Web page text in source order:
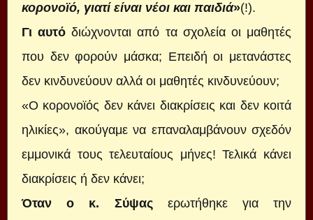
κορονοϊό, γιατί είναι νέοι και παιδιά»(!).
Γι αυτό διώχνονται από τα σχολεία οι μαθητές
που δεν φορούν μάσκα; Επειδή οι μετανάστες
δεν κινδυνεύουν αλλά οι μαθητές κινδυνεύουν;
«Ο κορονοϊός δεν κάνει διακρίσεις και δεν κοιτά
ηλικίες», ακούγαμε να επαναλαμβάνουν σχεδόν
εμμονικά τους τελευταίους μήνες! Τελικά κάνει
διακρίσεις ή δεν κάνει;
Όταν ο κ. Σύψαςερωτήθηκε για την